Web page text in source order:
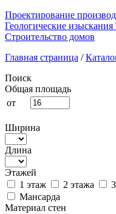
Проектирование
Геологические изыскания
Строительство домов
Главная страница /
Поиск
Общая площадь
от
Ширина
Длина
Этажей
1 этаж
2 этажа
Мансарда
Материал стен